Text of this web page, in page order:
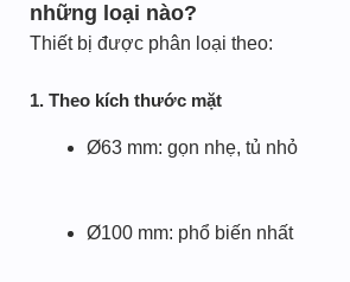
những loại nào?
Thiết bị được phân loại theo:
1. Theo kích thước mặt
Ø63 mm: gọn nhẹ, tủ nhỏ
Ø100 mm: phổ biến nhất